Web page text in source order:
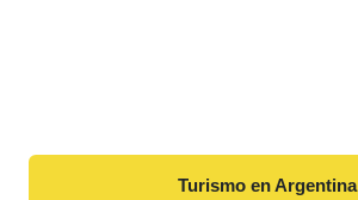
Turismo en Argentina